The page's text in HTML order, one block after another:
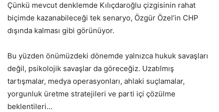
Çünkü mevcut denklemde Kılıçdaroğlu çizgisinin rahat
biçimde kazanabileceği tek senaryo, Özgür Özel’in CHP
dışında kalması gibi görünüyor.
Bu yüzden önümüzdeki dönemde yalnızca hukuk savaşları
değil, psikolojik savaşlar da göreceğiz. Uzatılmış
tartışmalar, medya operasyonları, ahlaki suçlamalar,
yorgunluk üretme stratejileri ve parti içi çözülme
beklentileri…